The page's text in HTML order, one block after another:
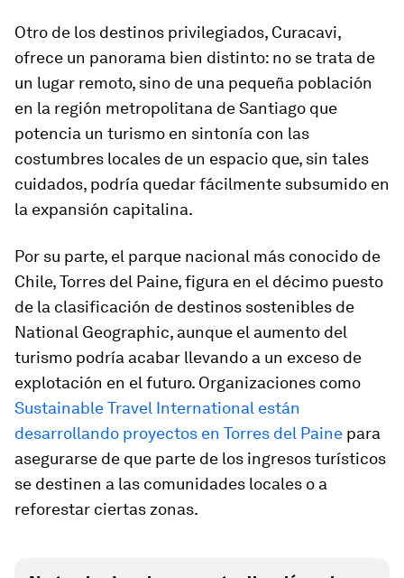
Otro de los destinos privilegiados, Curacavi,
ofrece un panorama bien distinto: no se trata de
un lugar remoto, sino de una pequeña población
en la región metropolitana de Santiago que
potencia un turismo en sintonía con las
costumbres locales de un espacio que, sin tales
cuidados, podría quedar fácilmente subsumido en
la expansión capitalina.
Por su parte, el parque nacional más conocido de
Chile, Torres del Paine, figura en el décimo puesto
de la clasificación de destinos sostenibles de
National Geographic, aunque el aumento del
turismo podría acabar llevando a un exceso de
explotación en el futuro. Organizaciones como
Sustainable Travel International están
desarrollando proyectos en Torres del Paine para
asegurarse de que parte de los ingresos turísticos
se destinen a las comunidades locales o a
reforestar ciertas zonas.